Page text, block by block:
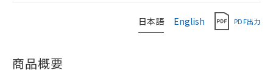
日本語 English PDF出力
商品概要